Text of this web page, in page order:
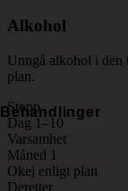
Behandlinger
Alkohol
Unngå alkohol i
plan.
Stopp
Dag 1–10
Varsamhet
Måned 1
Okej enligt plan
Deretter